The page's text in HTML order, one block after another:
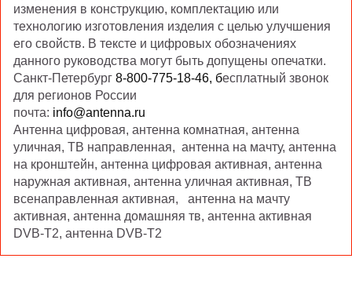
изменения в конструкцию, комплектацию или
технологию изготовления изделия с целью улучшения
его свойств. В тексте и цифровых обозначениях
данного руководства могут быть допущены опечатки.
Санкт-Петербург 8-800-775-18-46, бесплатный звонок
для регионов России
почта: info@antenna.ru
Антенна цифровая, антенна комнатная, антенна
уличная, ТВ направленная, антенна на мачту, антенна
на кронштейн, антенна цифровая активная, антенна
наружная активная, антенна уличная активная, ТВ
всенаправленная активная, антенна на мачту
активная, антенна домашняя тв, антенна активная
DVB-T2, антенна DVB-T2